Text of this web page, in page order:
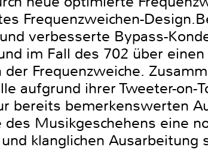
Frequenzweichen-
verbesserte Bypass-
im Fall des 702 über
der Frequenzweiche.
aufgrund ihrer Tweeter-
bereits bemerkenswerten
des Musikgeschehens eine
klanglichen